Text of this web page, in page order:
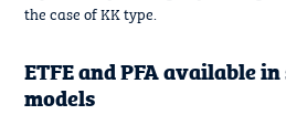
the case of KK type.
ETFE and PFA available
models